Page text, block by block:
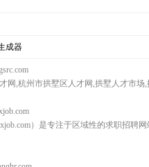
成器
网,杭州市拱墅区人才网,拱墅人才市
）是专注于区域性的求职招聘